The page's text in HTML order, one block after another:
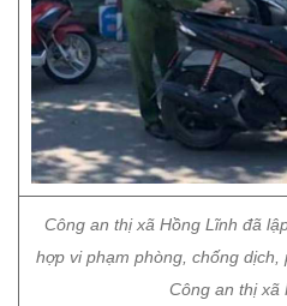
Công an thị xã Hồng Lĩnh đã
hợp vi phạm phòng, chống
Công an thị xã